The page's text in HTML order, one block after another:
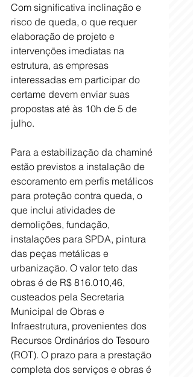
Com significativa inclinação e
risco de queda, o que requer
elaboração de projeto e
intervenções imediatas na
estrutura, as empresas
interessadas em participar do
certame devem enviar suas
propostas até às 10h de 5 de
julho.
Para a estabilização da chaminé
estão previstos a instalação de
escoramento em perfis metálicos
para proteção contra queda, o
que inclui atividades de
demolições, fundação,
instalações para SPDA, pintura
das peças metálicas e
urbanização. O valor teto das
obras é de R$ 816.010,46,
custeados pela Secretaria
Municipal de Obras e
Infraestrutura, provenientes dos
Recursos Ordinários do Tesouro
(ROT). O prazo para a prestação
completa dos serviços e obras é